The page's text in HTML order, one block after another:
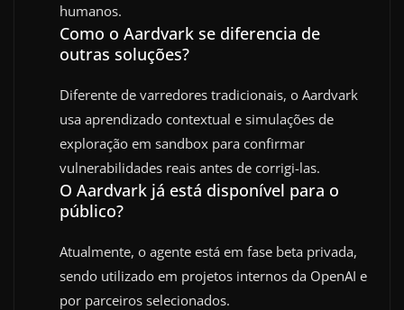
humanos.
Como o Aardvark se diferencia de
outras soluções?
Diferente de varredores tradicionais, o Aardvark
usa aprendizado contextual e simulações de
exploração em sandbox para confirmar
vulnerabilidades reais antes de corrigi-las.
O Aardvark já está disponível para o
público?
Atualmente, o agente está em fase beta privada,
sendo utilizado em projetos internos da OpenAI e
por parceiros selecionados.